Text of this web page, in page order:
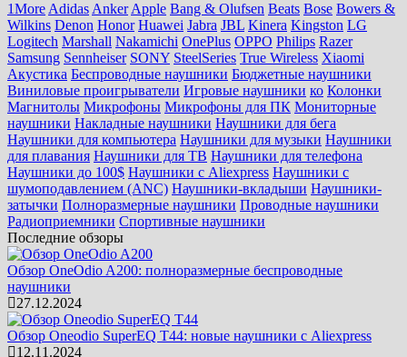
1More Adidas Anker Apple Bang & Olufsen Beats Bose Bowers &
Wilkins Denon Honor Huawei Jabra JBL Kinera Kingston LG
Logitech Marshall Nakamichi OnePlus OPPO Philips Razer
Samsung Sennheiser SONY SteelSeries True Wireless Xiaomi
Акустика Беспроводные наушники Бюджетные наушники
Виниловые проигрыватели Игровые наушники ко Колонки
Магнитолы Микрофоны Микрофоны для ПК Мониторные
наушники Накладные наушники Наушники для бега
Наушники для компьютера Наушники для музыки Наушники
для плавания Наушники для ТВ Наушники для телефона
Наушники до 100$ Наушники с Aliexpress Наушники с
шумоподавлением (ANC) Наушники-вкладыши Наушники-
затычки Полноразмерные наушники Проводные наушники
Радиоприемники Спортивные наушники
Последние обзоры
Обзор OneOdio A200: полноразмерные беспроводные
наушники
27.12.2024
Обзор Oneodio SuperEQ T44: новые наушники с Aliexpress
12.11.2024